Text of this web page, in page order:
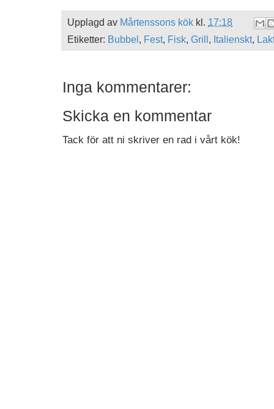
Upplagd av Mårtenssons kök kl. 17:18
Etiketter: Bubbel , Fest, Fisk, Grill , Italienskt,
Inga kommentarer:
Skicka en kommentar
Tack för att ni skriver en rad i vårt kök!